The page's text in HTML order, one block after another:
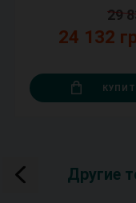
24 132
29
Другие